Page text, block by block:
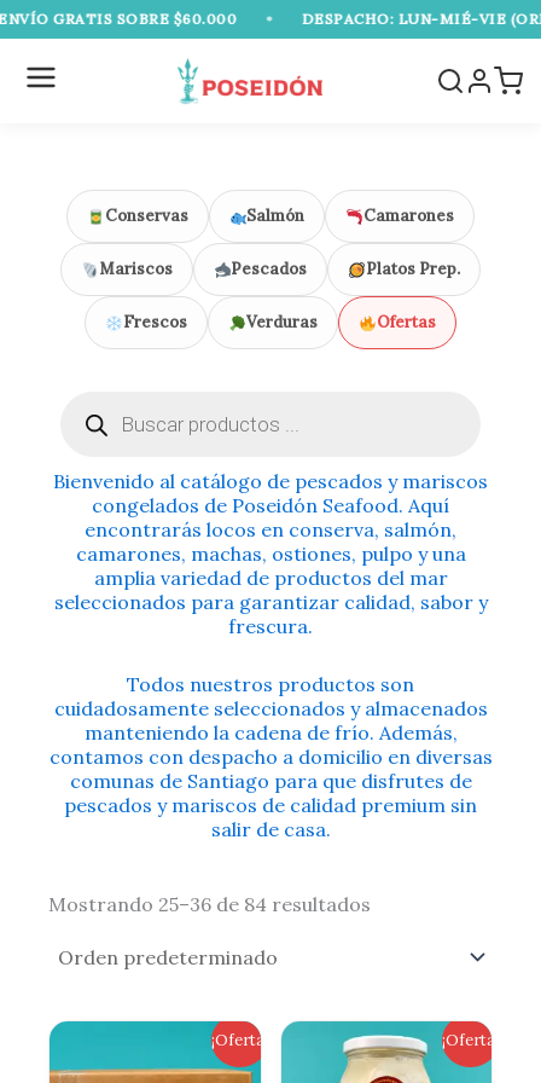
Ir
al
contenido
GRATIS SOBRE $60.000 • DESPACHO: LUN-MIÉ-VIE
Conservas Salmón Camarones
Mariscos Pescados Platos Prep.
Frescos Verduras Ofertas
productos
Bienvenido al catálogo de pescados y mariscos
congelados de Poseidón Seafood. Aquí
encontrarás locos en conserva, salmón,
camarones, machas, ostiones, pulpo y una
amplia variedad de productos del mar
seleccionados para garantizar calidad, sabor y
frescura.
Todos nuestros productos son
cuidadosamente seleccionados y almacenados
manteniendo la cadena de frío. Además,
contamos con despacho a domicilio en diversas
comunas de Santiago para que disfrutes de
pescados y mariscos de calidad premium sin
salir de casa.
Mostrando 25–36 de 84 resultados
¡Oferta!
precio
precio
¡Oferta!
precio
El
precio